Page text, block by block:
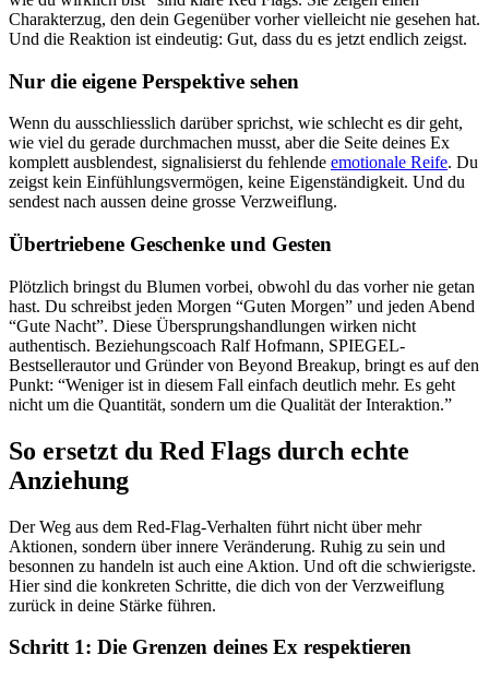
Charakterzug, den dein Gegenüber vorher vielleicht nie gesehen hat.
Und die Reaktion ist eindeutig: Gut, dass du es jetzt endlich zeigst.
Nur die eigene Perspektive sehen
Wenn du ausschliesslich darüber sprichst, wie schlecht es dir geht,
wie viel du gerade durchmachen musst, aber die Seite deines Ex
komplett ausblendest, signalisierst du fehlende emotionale Reife. Du
zeigst kein Einfühlungsvermögen, keine Eigenständigkeit. Und du
sendest nach aussen deine grosse Verzweiflung.
Übertriebene Geschenke und Gesten
Plötzlich bringst du Blumen vorbei, obwohl du das vorher nie getan
hast. Du schreibst jeden Morgen “Guten Morgen” und jeden Abend
“Gute Nacht”. Diese Übersprungshandlungen wirken nicht
authentisch. Beziehungscoach Ralf Hofmann, SPIEGEL-
Bestsellerautor und Gründer von Beyond Breakup, bringt es auf den
Punkt: “Weniger ist in diesem Fall einfach deutlich mehr. Es geht
nicht um die Quantität, sondern um die Qualität der Interaktion.”
So ersetzt du Red Flags durch echte
Anziehung
Der Weg aus dem Red-Flag-Verhalten führt nicht über mehr
Aktionen, sondern über innere Veränderung. Ruhig zu sein und
besonnen zu handeln ist auch eine Aktion. Und oft die schwierigste.
Hier sind die konkreten Schritte, die dich von der Verzweiflung
zurück in deine Stärke führen.
Schritt 1: Die Grenzen deines Ex respektieren